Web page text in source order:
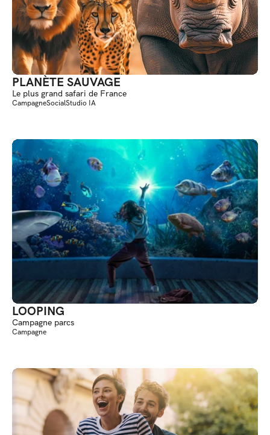
PLANÈTE SAUVAGE
Le plus grand safari de France
CampagneSocialStudio IA
LOOPING
Campagne parcs
Campagne